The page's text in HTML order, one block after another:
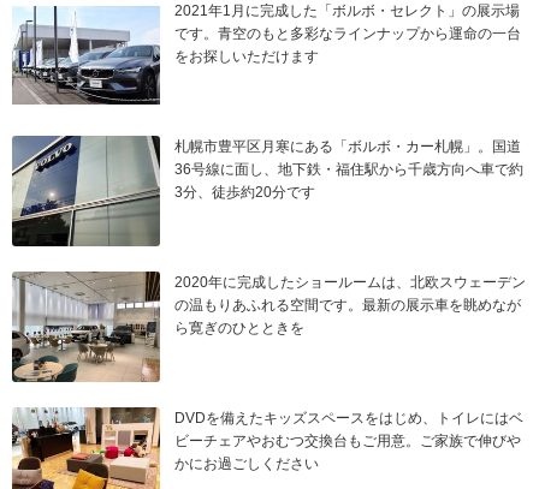
2021年1月に完成した「ボルボ・セレクト」の展示場
です。青空のもと多彩なラインナップから運命の一台
をお探しいただけます
札幌市豊平区月寒にある「ボルボ・カー札幌」。国道
36号線に面し、地下鉄・福住駅から千歳方向へ車で約
3分、徒歩約20分です
2020年に完成したショールームは、北欧スウェーデン
の温もりあふれる空間です。最新の展示車を眺めなが
ら寛ぎのひとときを
DVDを備えたキッズスペースをはじめ、トイレにはベ
ビーチェアやおむつ交換台もご用意。ご家族で伸びや
かにお過ごしください